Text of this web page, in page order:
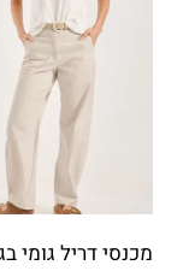
מכנסי דריל גומי בגב